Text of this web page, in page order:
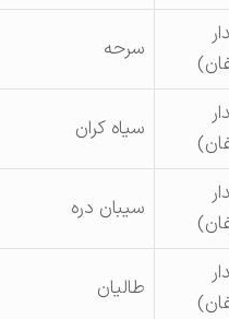
سرحه
سیاه کران
سیبان دره
طالیان